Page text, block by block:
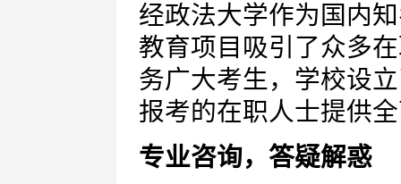
经政法大学作为国内
教育项目吸引了众多
务广大考生，学校设
报考的在职人士提供
专业咨询，答疑解惑